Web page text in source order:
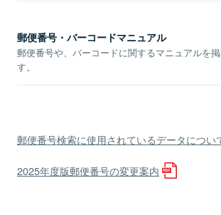
郵便番号・バーコードマニュアル
郵便番号や、バーコードに関するマニュアルを
す。
郵便番号検索に使用されているデータについ
2025年度版郵便番号の変更案内